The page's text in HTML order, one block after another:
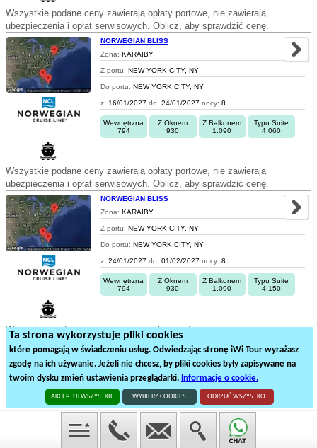
Ta strona wykorzystuje pliki cookies
które pomagają w świadczeniu usług. Odwiedzając stronę iWi Tour wyrażasz
zgodę na ich używanie. Jeżeli nie chcesz, by pliki cookies były zapisywane na
twoim dysku zmień ustawienia przeglądarki. Informacje o cookie.
AKCEPTUJ WSZYSTKIE WYBIERZ COOKIES ODRZUĆ WSZYSTKO
Wszystkie podane ceny zawierają opłaty portowe, nie zawierają
ubezpieczenia i opłat serwisowych. Oblicz, aby sprawdzić cenę.
NORWEGIAN BLISS
Zona: KARAIBY
Z portu: NEW YORK CITY, NY
Do portu: NEW YORK CITY, NY
z: 16/01/2027 do: 24/01/2027 nocy: 8
Wewnętrzna
794
Z Oknem
930
Z Balkonem
1.090
Typu Suite
4.060
Wszystkie podane ceny zawierają opłaty portowe, nie zawierają
ubezpieczenia i opłat serwisowych. Oblicz, aby sprawdzić cenę.
NORWEGIAN BLISS
Zona: KARAIBY
Z portu: NEW YORK CITY, NY
Do portu: NEW YORK CITY, NY
z: 24/01/2027 do: 01/02/2027 nocy: 8
Wewnętrzna
794
Z Oknem
930
Z Balkonem
1.090
Typu Suite
4.150
Wszystkie podane ceny zawierają opłaty portowe, nie zawierają
ubezpieczenia i opłat serwisowych. Oblicz, aby sprawdzić cenę.
1 2 3 4
74rejsów statkiem na4stronach